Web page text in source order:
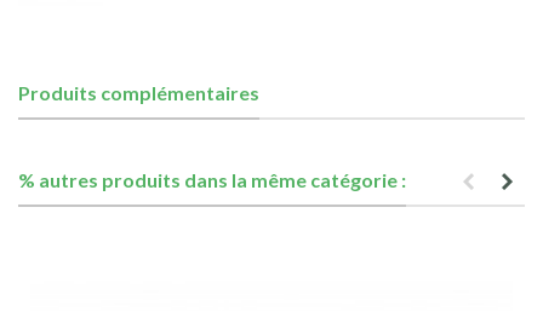
Produits complémentaires
% autres produits dans la même catégorie :